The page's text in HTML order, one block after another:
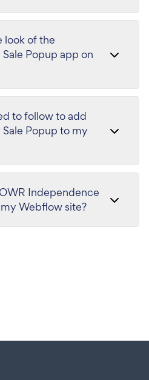
look of the
Popup app on
to follow to add
Popup to my
Independence
Webflow site?